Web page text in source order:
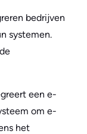
bedrijven
systemen.
een e-
om e-
het